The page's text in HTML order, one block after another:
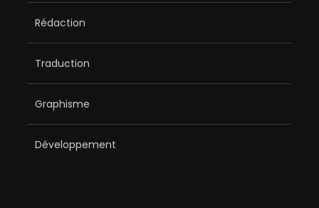
Rédaction
Traduction
Graphisme
Développement